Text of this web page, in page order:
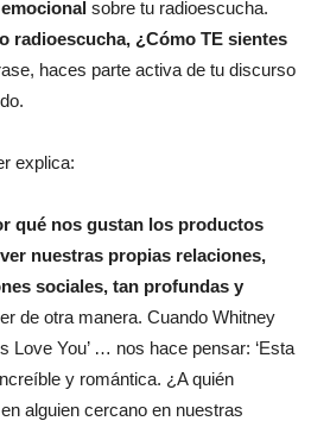
sobre tu radioescucha.
radioescucha, ¿Cómo TE sientes
haces parte activa de tu discurso
explica:
qué nos gustan los productos
nuestras propias relaciones,
sociales, tan profundas y
de otra manera. Cuando Whitney
Love You’ … nos hace pensar: ‘Esta
y romántica. ¿A quién
alguien cercano en nuestras